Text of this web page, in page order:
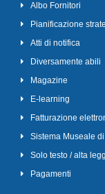
Albo Fornitori
Pianificazione
Atti di notifica
Diversamente abili
Magazine
E-learning
Fatturazione
Sistema Museale
Solo testo / alta
Pagamenti